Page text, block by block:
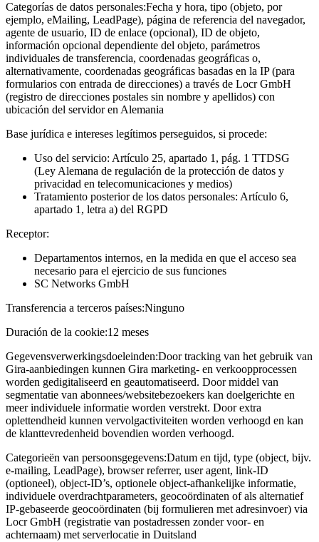
Categorías de datos personales:Fecha y hora, tipo (objeto, por
ejemplo, eMailing, LeadPage), página de referencia del navegador,
agente de usuario, ID de enlace (opcional), ID de objeto,
información opcional dependiente del objeto, parámetros
individuales de transferencia, coordenadas geográficas o,
alternativamente, coordenadas geográficas basadas en la IP (para
formularios con entrada de direcciones) a través de Locr GmbH
(registro de direcciones postales sin nombre y apellidos) con
ubicación del servidor en Alemania
Base jurídica e intereses legítimos perseguidos, si procede:
Uso del servicio: Artículo 25, apartado 1, pág. 1 TTDSG
(Ley Alemana de regulación de la protección de datos y
privacidad en telecomunicaciones y medios)
Tratamiento posterior de los datos personales: Artículo 6,
apartado 1, letra a) del RGPD
Receptor:
Departamentos internos, en la medida en que el acceso sea
necesario para el ejercicio de sus funciones
SC Networks GmbH
Transferencia a terceros países:Ninguno
Duración de la cookie:12 meses
Gegevensverwerkingsdoeleinden:Door tracking van het gebruik van
Gira-aanbiedingen kunnen Gira marketing- en verkoopprocessen
worden gedigitaliseerd en geautomatiseerd. Door middel van
segmentatie van abonnees/websitebezoekers kan doelgerichte en
meer individuele informatie worden verstrekt. Door extra
oplettendheid kunnen vervolgactiviteiten worden verhoogd en kan
de klanttevredenheid bovendien worden verhoogd.
Categorieën van persoonsgegevens:Datum en tijd, type (object, bijv.
e-mailing, LeadPage), browser referrer, user agent, link-ID
(optioneel), object-ID’s, optionele object-afhankelijke informatie,
individuele overdrachtparameters, geocoördinaten of als alternatief
IP-gebaseerde geocoördinaten (bij formulieren met adresinvoer) via
Locr GmbH (registratie van postadressen zonder voor- en
achternaam) met serverlocatie in Duitsland